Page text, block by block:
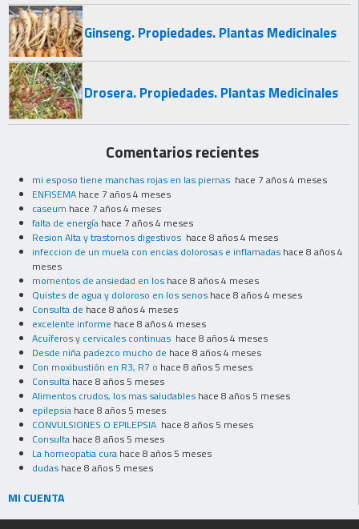
Ginseng. Propiedades. Plantas Medicinales
Drosera. Propiedades. Plantas Medicinales
Comentarios recientes
mi esposo tiene manchas rojas en las piernas hace 7 años 4 meses
ENFISEMA hace 7 años 4 meses
caseum hace 7 años 4 meses
falta de energía hace 7 años 4 meses
Resion Alta y trastornos digestivos hace 8 años 4 meses
infeccion de un muela con encias dolorosas e inflamadas hace 8 años 4
meses
momentos de ansiedad en los hace 8 años 4 meses
Quistes de agua y doloroso en los senos hace 8 años 4 meses
Consulta de hace 8 años 4 meses
excelente informe hace 8 años 4 meses
Acuíferos y cervicales continuas hace 8 años 4 meses
Desde niña padezco mucho de hace 8 años 4 meses
Con moxibustión en R3, R7 o hace 8 años 5 meses
Consulta hace 8 años 5 meses
Alimentos crudos, los mas saludables hace 8 años 5 meses
epilepsia hace 8 años 5 meses
CONVULSIONES O EPILEPSIA hace 8 años 5 meses
Consulta hace 8 años 5 meses
La homeopatia cura hace 8 años 5 meses
dudas hace 8 años 5 meses
MI CUENTA